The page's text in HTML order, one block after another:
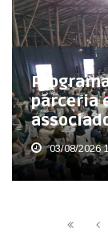
parceria
03/08/2026